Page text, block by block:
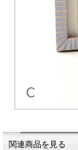
関連商品を見る